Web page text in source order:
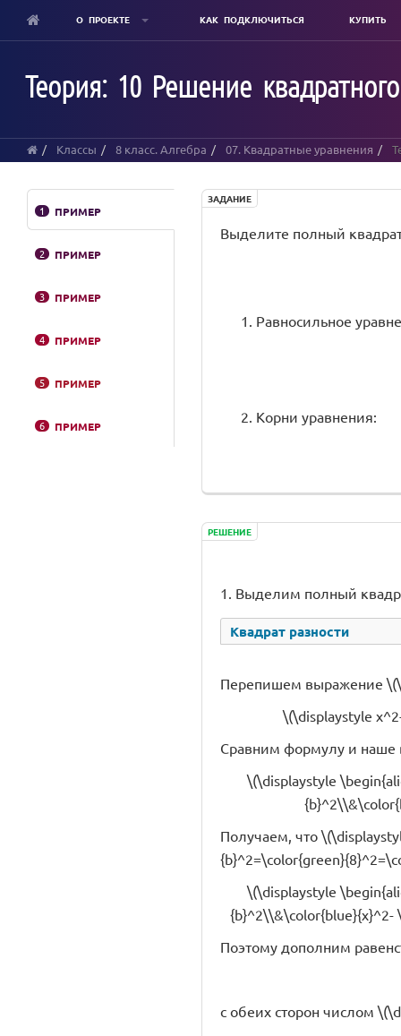
content
О ПРОЕКТЕ КАК ПОДКЛЮЧИТЬСЯ КУПИТЬ
Теория: 10 Решение
Классы 8 класс. Алгебра 07. Квадратные уравнения
1 ПРИМЕР
2 ПРИМЕР
3 ПРИМЕР
4 ПРИМЕР
5 ПРИМЕР
6 ПРИМЕР
ЗАДАНИЕ
Выделите полный
Равносильное
Корни уравнения:
РЕШЕНИЕ
1. Выделим полный
Квадрат разности
Перепишем выражение
\(\displaystyle
Сравним формулу и наше
\(\displaystyle
Получаем, что
\(\displaystyle
{b}^2\\&\color{blue}{x}^2-
Поэтому дополним
с обеих сторон числом